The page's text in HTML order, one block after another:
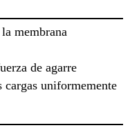
membrana
de agarre
uniformemente